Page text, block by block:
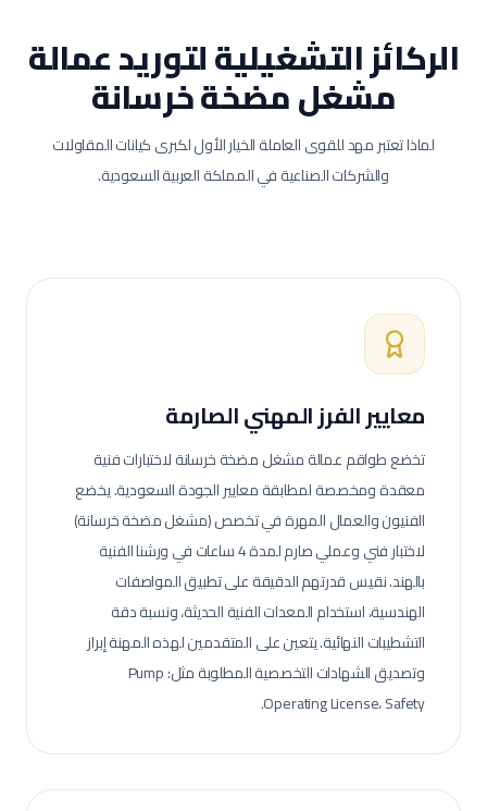
الركائز التشغيلية لتوريد عمالة
مشغل مضخة خرسانة
لماذا تعتبر مهد للقوى العاملة الخيار الأول لكبرى كيانات المقاولات
والشركات الصناعية في المملكة العربية السعودية.
معايير الفرز المهني الصارمة
تخضع طواقم عمالةمشغل مضخة خرسانةلاختبارات فنية
معقدة ومخصصة لمطابقة معايير الجودة السعودية.يخضع
الفنيون والعمال المهرة في تخصص (مشغل مضخة خرسانة)
لاختبار فني وعملي صارم لمدة 4 ساعات في ورشنا الفنية
بالهند. نقيس قدرتهم الدقيقة على تطبيق المواصفات
الهندسية، استخدام المعدات الفنية الحديثة، ونسبة دقة
التشطيبات النهائية.يتعين على المتقدمين لهذه المهنة إبراز
وتصديق الشهادات التخصصية المطلوبة مثل: Pump
Operating License، Safety.